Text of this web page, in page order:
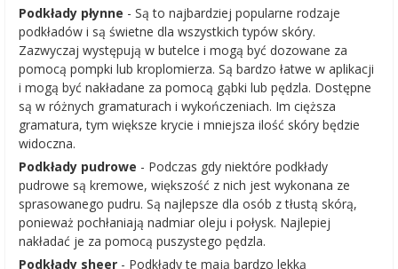
Podkłady płynne - Są to najbardziej popularne rodzaje
podkładów i są świetne dla wszystkich typów skóry.
Zazwyczaj występują w butelce i mogą być dozowane za
pomocą pompki lub kroplomierza. Są bardzo łatwe w aplikacji
i mogą być nakładane za pomocą gąbki lub pędzla. Dostępne
są w różnych gramaturach i wykończeniach. Im cięższa
gramatura, tym większe krycie i mniejsza ilość skóry będzie
widoczna.
Podkłady pudrowe - Podczas gdy niektóre podkłady
pudrowe są kremowe, większość z nich jest wykonana ze
sprasowanego pudru. Są najlepsze dla osób z tłustą skórą,
ponieważ pochłaniają nadmiar oleju i połysk. Najlepiej
nakładać je za pomocą puszystego pędzla.
Podkłady sheer - Podkłady te mają bardzo lekką